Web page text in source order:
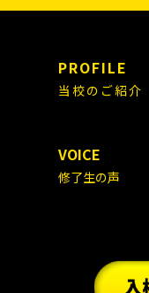
PROFILE
当校のご紹介
VOICE
修了生の声